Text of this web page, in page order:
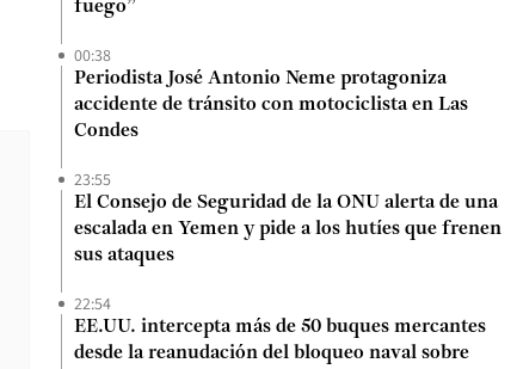
fuego”
00:38
Periodista José Antonio Neme protagoniza
accidente de tránsito con motociclista en Las
Condes
23:55
El Consejo de Seguridad de la ONU alerta de una
escalada en Yemen y pide a los hutíes que frenen
sus ataques
22:54
EE.UU. intercepta más de 50 buques mercantes
desde la reanudación del bloqueo naval sobre